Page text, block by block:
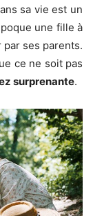
sa vie est un
une fille à
par ses parents.
ce ne soit pas
surprenante.